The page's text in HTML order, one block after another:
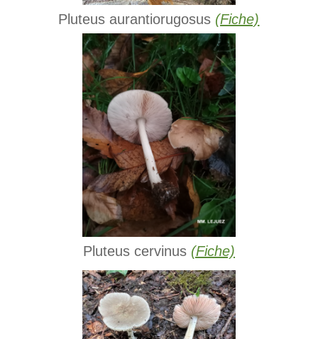
Pluteus aurantiorugosus (Fiche)
Pluteus cervinus (Fiche)